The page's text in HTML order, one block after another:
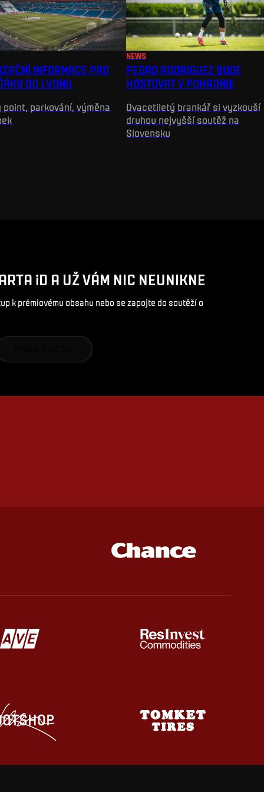
INFORMACE PRO
DO LYONU
point, parkování, výměna
NEWS
PEDRO RODRIGUEZ BUDE
HOSTOVAT V POHRONIE
Dvacetiletý brankář si vyzkouší
druhou nejvyšší soutěž na
Slovensku
iD A UŽ VÁM NIC NEUNIKNE
k prémiovému obsahu nebo se zapojte do soutěží o